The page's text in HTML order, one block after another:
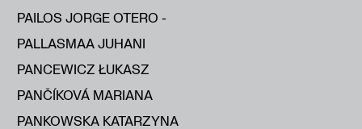
PAILOS JORGE OTERO -
PALLASMAA JUHANI
PANCEWICZ ŁUKASZ
PANČÍKOVÁ MARIANA
PANKOWSKA KATARZYNA